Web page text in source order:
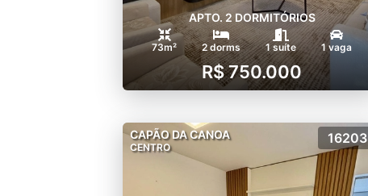
APTO. 2 DORMITÓRIOS
73m² 2 dorms 1 suíte 1 vaga
R$ 750.000
CAPÃO DA CANOA
CENTRO
16203